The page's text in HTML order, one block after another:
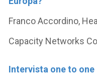
Franco Accordino,
Capacity Networks
Intervista one to one